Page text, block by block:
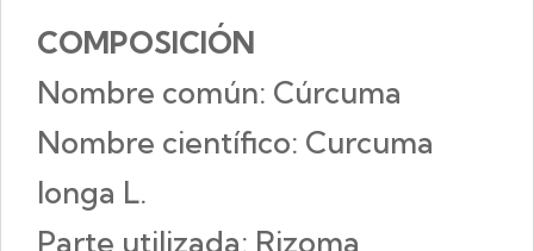
COMPOSICIÓN
Nombre común: Cúrcuma
Nombre científico: Curcuma
longa L.
Parte utilizada: Rizoma